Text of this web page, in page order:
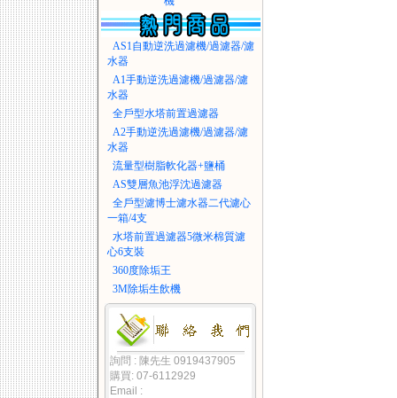
AS1自動逆洗過濾機/過濾器/濾
水器
A1手動逆洗過濾機/過濾器/濾
水器
全戶型水塔前置過濾器
A2手動逆洗過濾機/過濾器/濾
水器
流量型樹脂軟化器+鹽桶
AS雙層魚池浮沈過濾器
全戶型濾博士濾水器二代濾心
一箱/4支
水塔前置過濾器5微米棉質濾
心6支裝
360度除垢王
3M除垢生飲機
詢問 : 陳先生 0919437905
購買: 07-6112929
Email :